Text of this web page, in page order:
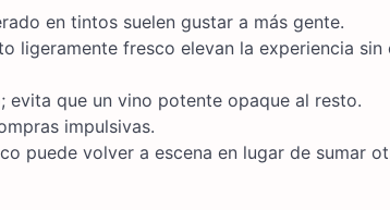
en tintos suelen gustar a más gente.
ligeramente fresco elevan la experiencia sin
que un vino potente opaque al resto.
impulsivas.
puede volver a escena en lugar de sumar